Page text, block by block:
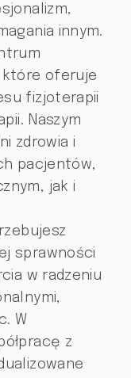
innym.
które oferuje
fizjoterapii
Naszym
zdrowia i
pacjentów,
jak i
sprawności
w radzeniu
W
z